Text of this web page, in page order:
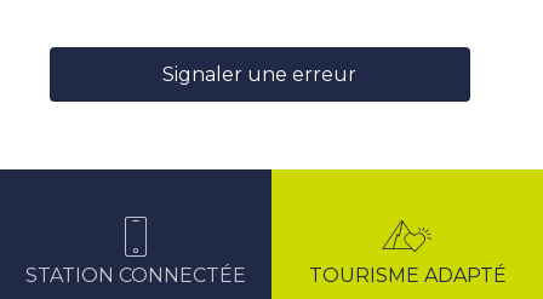
Signaler une erreur
STATION CONNECTÉE TOURISME ADAPTÉ